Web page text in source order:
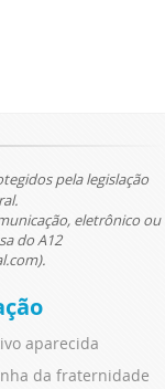
pela legislação
eletrônico ou
do A12
aparecida
da fraternidade